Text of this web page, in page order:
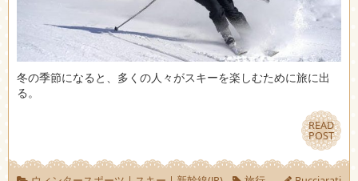
冬の季節になると、多くの人々がスキーを楽しむために旅に出
る。
READ
POST
READ
POST